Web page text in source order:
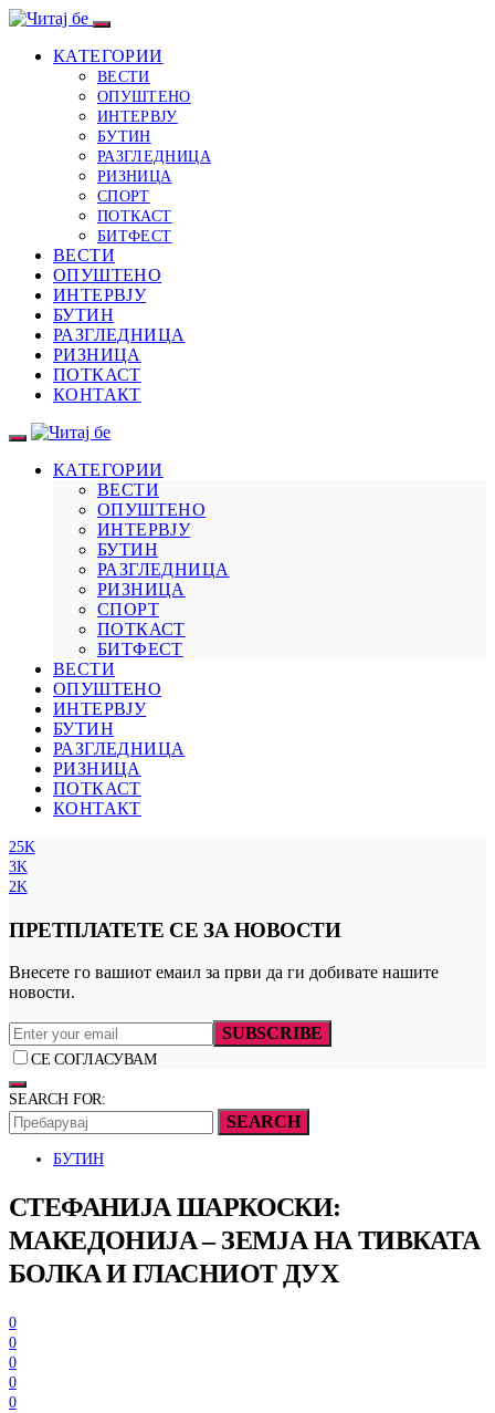
КАТЕГОРИИ
ВЕСТИ
ОПУШТЕНО
ИНТЕРВЈУ
БУТИН
РАЗГЛЕДНИЦА
РИЗНИЦА
СПОРТ
ПОТКАСТ
БИТФЕСТ
ВЕСТИ
ОПУШТЕНО
ИНТЕРВЈУ
БУТИН
РАЗГЛЕДНИЦА
РИЗНИЦА
ПОТКАСТ
КОНТАКТ
КАТЕГОРИИ
ВЕСТИ
ОПУШТЕНО
ИНТЕРВЈУ
БУТИН
РАЗГЛЕДНИЦА
РИЗНИЦА
СПОРТ
ПОТКАСТ
БИТФЕСТ
ВЕСТИ
ОПУШТЕНО
ИНТЕРВЈУ
БУТИН
РАЗГЛЕДНИЦА
РИЗНИЦА
ПОТКАСТ
КОНТАКТ
25K
3K
2K
ПРЕТПЛАТЕТЕ СЕ ЗА НОВОСТИ
Внесете го вашиот емаил за први да ги добивате нашите
новости.
SUBSCRIBE
СЕ СОГЛАСУВАМ
SEARCH FOR:
SEARCH
БУТИН
СТЕФАНИЈА ШАРКОСКИ:
МАКЕДОНИЈА – ЗЕМЈА НА ТИВКАТА
БОЛКА И ГЛАСНИОТ ДУХ
0
0
0
0
0